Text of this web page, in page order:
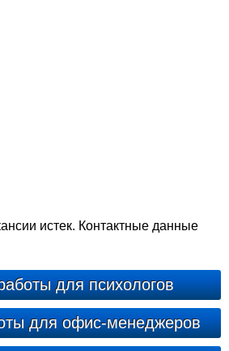
истек. Контактные данные
для психологов
для офис-менеджеров